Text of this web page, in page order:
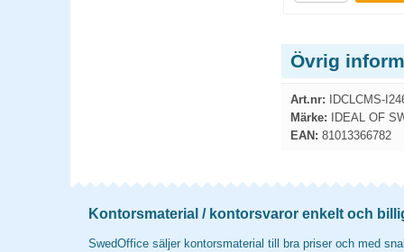
Övrig
Art.nr: IDCLCMS-
Märke: IDEAL OF
EAN: 81013366782
Kontorsmaterial / kontorsvaror enkelt och
SwedOffice säljer kontorsmaterial till bra priser och med